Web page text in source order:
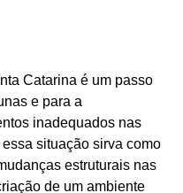
Catarina é um passo
e para a
inadequados nas
situação sirva como
estruturais nas
de um ambiente